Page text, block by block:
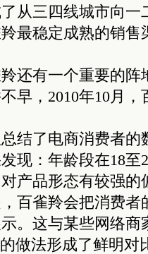
从三四线城市向一
最稳定成熟的销售
有一个重要的
早，2010年10月
了电商消费者的
现：年龄段在18至
产品形态有较强的
雀羚会把消费者
。这与某些网络
做法形成了鲜明对